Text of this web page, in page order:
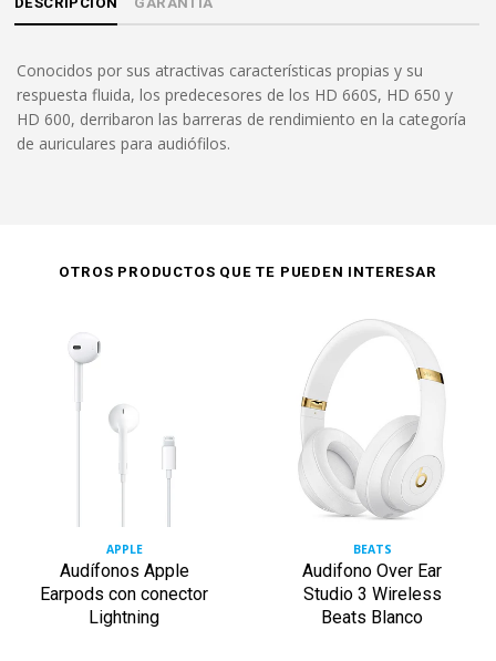
Conocidos por sus atractivas características propias y su
respuesta fluida, los predecesores de los HD 660S, HD 650 y
HD 600, derribaron las barreras de rendimiento en la categoría
de auriculares para audiófilos.
OTROS PRODUCTOS QUE TE PUEDEN INTERESAR
APPLE
Audífonos Apple
Earpods con conector
Lightning
BEATS
Audifono Over Ear
Studio 3 Wireless
Beats Blanco